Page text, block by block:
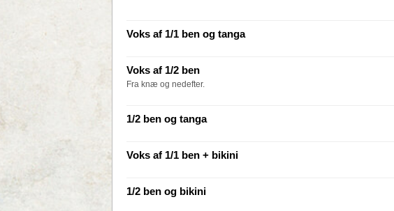
Voks af 1/1 ben og tanga
Voks af 1/2 ben
Fra knæ og nedefter.
1/2 ben og tanga
Voks af 1/1 ben + bikini
1/2 ben og bikini